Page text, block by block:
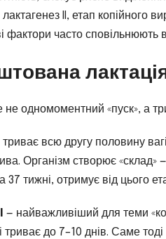
лактагенез II, етап копійного
фактори часто сповільнюють
не одномоментний «пуск», а
триває всю другу половину
Організм створює «склад»
тижні, отримує від цього
— найважливіший для теми
триває до 7–10 днів. Саме